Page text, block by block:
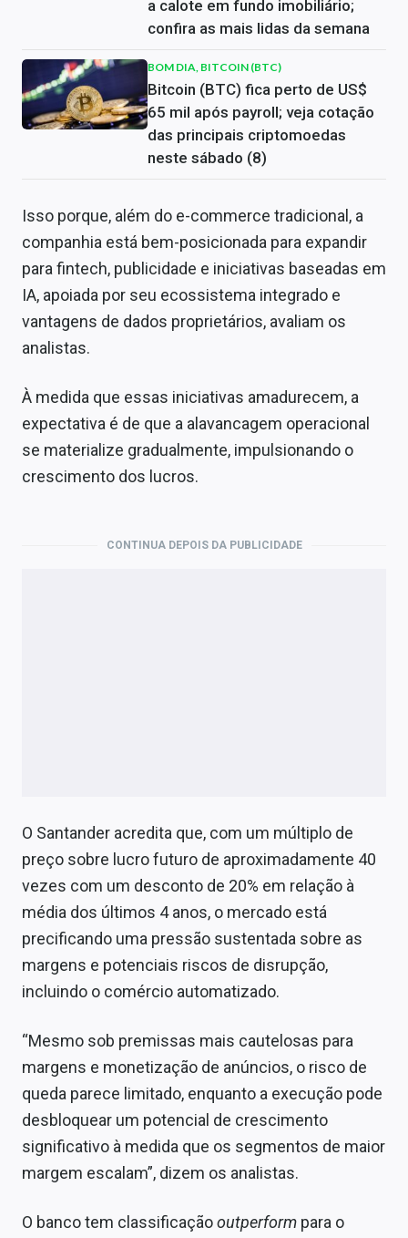
a calote em fundo imobiliário;
confira as mais lidas da semana
BOM DIA, BITCOIN (BTC)
Bitcoin (BTC) fica perto de US$
65 mil após payroll; veja cotação
das principais criptomoedas
neste sábado (8)
Isso porque, além do e-commerce tradicional, a
companhia está bem-posicionada para expandir
para fintech, publicidade e iniciativas baseadas em
IA, apoiada por seu ecossistema integrado e
vantagens de dados proprietários, avaliam os
analistas.
À medida que essas iniciativas amadurecem, a
expectativa é de que a alavancagem operacional
se materialize gradualmente, impulsionando o
crescimento dos lucros.
CONTINUA DEPOIS DA PUBLICIDADE
O Santander acredita que, com um múltiplo de
preço sobre lucro futuro de aproximadamente 40
vezes com um desconto de 20% em relação à
média dos últimos 4 anos, o mercado está
precificando uma pressão sustentada sobre as
margens e potenciais riscos de disrupção,
incluindo o comércio automatizado.
“Mesmo sob premissas mais cautelosas para
margens e monetização de anúncios, o risco de
queda parece limitado, enquanto a execução pode
desbloquear um potencial de crescimento
significativo à medida que os segmentos de maior
margem escalam”, dizem os analistas.
O banco tem classificaçãooutperform para o